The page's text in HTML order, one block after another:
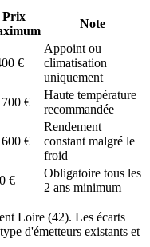
Prix
Note
€
Appoint ou
climatisation
uniquement
700 €
Haute température
recommandée
600 €
Rendement
constant malgré le
froid
€
Obligatoire tous les
2 ans minimum
Loire (42). Les écarts
d'émetteurs existants et